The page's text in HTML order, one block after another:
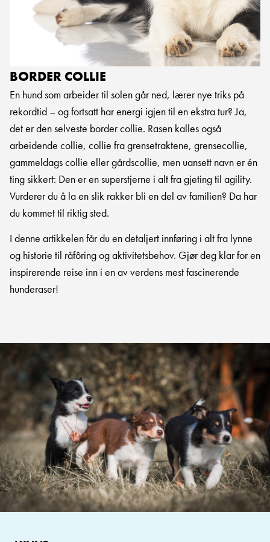
BORDER COLLIE
En hund som arbeider til solen går ned, lærer nye triks på
rekordtid – og fortsatt har energi igjen til en ekstra tur? Ja,
det er den selveste border collie. Rasen kalles også
arbeidende collie, collie fra grensetraktene, grensecollie,
gammeldags collie eller gårdscollie, men uansett navn er én
ting sikkert: Den er en superstjerne i alt fra gjeting til agility.
Vurderer du å la en slik rakker bli en del av familien? Da har
du kommet til riktig sted.
I denne artikkelen får du en detaljert innføring i alt fra lynne
og historie til råfôring og aktivitetsbehov. Gjør deg klar for en
inspirerende reise inn i en av verdens mest fascinerende
hunderaser!